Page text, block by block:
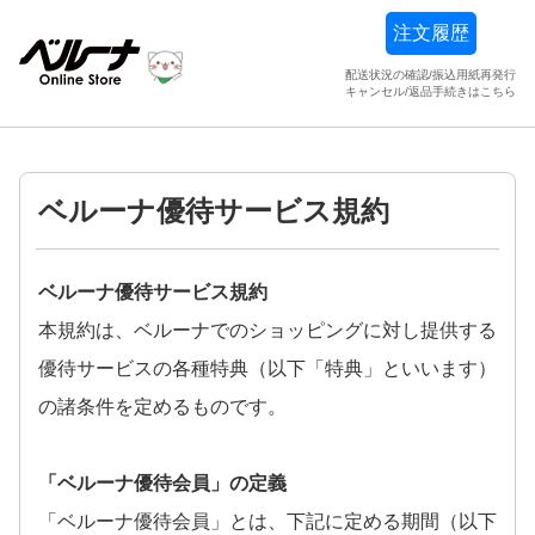
注文履歴
配送状況の確認/振込用紙再発行
キャンセル/返品手続きはこちら
ベルーナ優待サービス規約
ベルーナ優待サービス規約
本規約は、ベルーナでのショッピングに対し提供する
優待サービスの各種特典（以下「特典」といいます）
の諸条件を定めるものです。
「ベルーナ優待会員」の定義
「ベルーナ優待会員」とは、下記に定める期間（以下